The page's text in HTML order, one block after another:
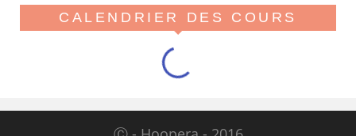
Hoopera vous propose le premier stage du printemps, tout
beau tout chaud, spécial isolations !
Viens réveiller ton flow avant l'été
CALENDRIER DES COURS